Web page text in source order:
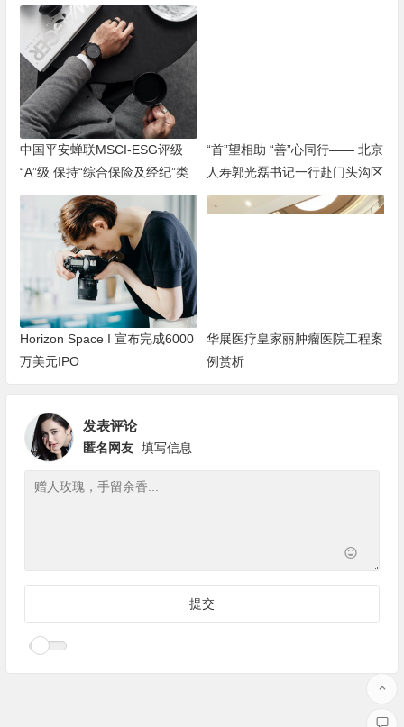
中国平安蝉联MSCI-ESG评级
“A”级 保持“综合保险及经纪”类
别亚太区第一位
“首”望相助 “善”心同行—— 北京
人寿郭光磊书记一行赴门头沟区
进行灾后重建慈善捐赠
Horizon Space I 宣布完成6000
万美元IPO
华展医疗皇家丽肿瘤医院工程案
例赏析
发表评论
匿名网友 填写信息